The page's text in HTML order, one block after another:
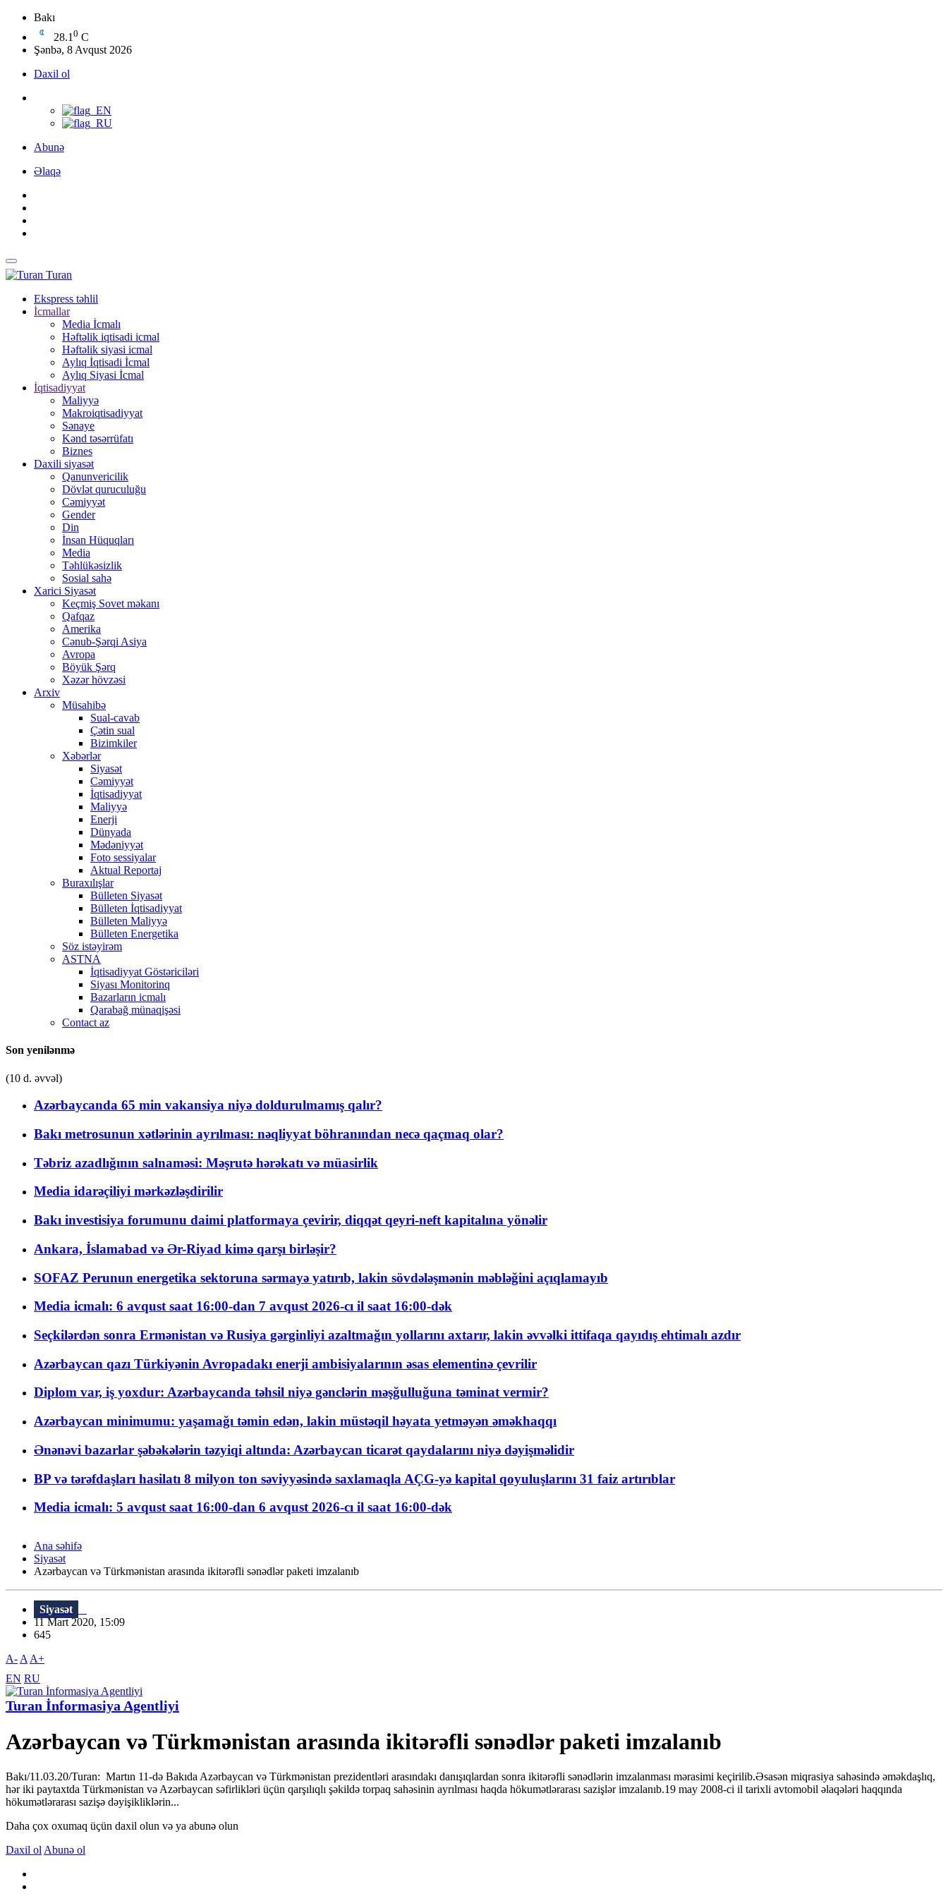
Bakı
28.1 0 C
Şənbə, 8 Avqust 2026
Daxil ol
Abunə
Əlaqə
Turan
Ekspress təhlil
İcmallar
Media İcmalı
Həftəlik iqtisadi icmal
Həftəlik siyasi icmal
Aylıq İqtisadi İcmal
Aylıq Siyasi İcmal
İqtisadiyyat
Maliyyə
Makroiqtisadiyyat
Sənaye
Kənd təsərrüfatı
Biznes
Daxili siyasət
Qanunvericilik
Dövlət quruculuğu
Cəmiyyət
Gender
Din
İnsan Hüquqları
Media
Təhlükəsizlik
Sosial sahə
Xarici Siyasət
Keçmiş Sovet məkanı
Qafqaz
Amerika
Cənub-Şərqi Asiya
Avropa
Böyük Şərq
Xəzər hövzəsi
Arxiv
Müsahibə
Sual-cavab
Çətin sual
Bizimkiler
Xəbərlər
Siyasət
Cəmiyyət
İqtisadiyyat
Maliyyə
Enerji
Dünyada
Mədəniyyət
Foto sessiyalar
Aktual Reportaj
Buraxılışlar
Bülleten Siyasət
Bülleten İqtisadiyyat
Bülleten Maliyyə
Bülleten Energetika
Söz istəyirəm
ASTNA
İqtisadiyyat Göstəriciləri
Siyası Monitorinq
Bazarların icmalı
Qarabağ münaqişəsi
Contact az
Son yenilənmə
(10 d. əvvəl)
Azərbaycanda 65 min vakansiya niyə doldurulmamış qalır?
Bakı metrosunun xətlərinin ayrılması: nəqliyyat böhranından necə qaçmaq olar?
Təbriz azadlığının salnaməsi: Məşrutə hərəkatı və müasirlik
Media idarəçiliyi mərkəzləşdirilir
Bakı investisiya forumunu daimi platformaya çevirir, diqqət qeyri-neft kapitalına yönəlir
Ankara, İslamabad və Ər-Riyad kimə qarşı birləşir?
SOFAZ Perunun energetika sektoruna sərmayə yatırıb, lakin sövdələşmənin məbləğini açıqlamayıb
Media icmalı: 6 avqust saat 16:00-dan 7 avqust 2026-cı il saat 16:00-dək
Seçkilərdən sonra Ermənistan və Rusiya gərginliyi azaltmağın yollarını axtarır, lakin əvvəlki ittifaqa qayıdış ehtimalı azdır
Azərbaycan qazı Türkiyənin Avropadakı enerji ambisiyalarının əsas elementinə çevrilir
Diplom var, iş yoxdur: Azərbaycanda təhsil niyə gənclərin məşğulluğuna təminat vermir?
Azərbaycan minimumu: yaşamağı təmin edən, lakin müstəqil həyata yetməyən əməkhaqqı
Ənənəvi bazarlar şəbəkələrin təzyiqi altında: Azərbaycan ticarət qaydalarını niyə dəyişməlidir
BP və tərəfdaşları hasilatı 8 milyon ton səviyyəsində saxlamaqla AÇG-yə kapital qoyuluşlarını 31 faiz artırıblar
Media icmalı: 5 avqust saat 16:00-dan 6 avqust 2026-cı il saat 16:00-dək
Ana səhifə
Siyasət
Azərbaycan və Türkmənistan arasında ikitərəfli sənədlər paketi imzalanıb
Siyasət
11 Mart 2020, 15:09
645
A- A A+
EN RU
Turan İnformasiya Agentliyi
Azərbaycan və Türkmənistan arasında ikitərəfli sənədlər paketi imzalanıb
Bakı/11.03.20/Turan: Martın 11-də Bakıda Azərbaycan və Türkmənistan prezidentləri arasındakı danışıqlardan sonra ikitərəfli sənədlərin imzalanması mərasimi keçirilib.Əsasən miqrasiya sahəsində əməkdaşlıq,
hər iki paytaxtda Türkmənistan və Azərbaycan səfirlikləri üçün qarşılıqlı şəkildə torpaq sahəsinin ayrılması haqda hökumətlərarası sazişlər imzalanıb.19 may 2008-ci il tarixli avtomobil əlaqələri haqqında
hökumətlərarası sazişə dəyişikliklərin...
Daha çox oxumaq üçün daxil olun və ya abunə olun
Daxil ol Abunə ol